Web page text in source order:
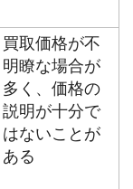
買取価格が不
明瞭な場合が
多く、価格の
説明が十分で
はないことが
ある